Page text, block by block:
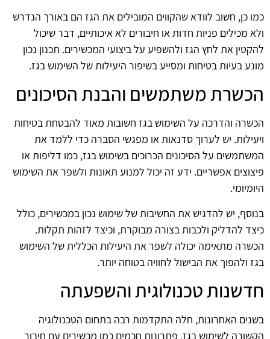
כמו כן, חשוב לוודא שהקווים המובילים את הגז הם באורך הנדרש
ולא מכילים פניות חדות או חיבורים לא איכותיים, דבר שיכול
להקטין את לחץ הגז ולהשפיע על ביצועי המכשירים. תכנון נכון
מונע בעיות בטיחות ומסייע בשיפור היעילות של השימוש בגז.
הכשרת משתמשים והבנת הסיכונים
הכשרה והדרכה על השימוש בגז חשובות מאוד להבטחת בטיחות
ויעילות. יש לערוך סדנאות או מפגשי הסברה כדי ללמד את
המשתמשים על הסיכונים הכרוכים בשימוש בגז, כמו דליפות או
פיצוצים אפשריים. ידע זה יכול למנוע תאונות ולשפר את השימוש
היומיומי.
בנוסף, יש להדגיש את החשיבות של שימוש נכון במכשירים, כולל
כיצד להדליק ולכבות בצורה מבוקרת, וכיצד לזהות תקלות.
הכשרה מתאימה יכולה לשפר את היעילות הכללית של השימוש
בגז ולהפוך את הבישול לחוויה בטוחה יותר.
חדשנות טכנולוגית והשפעתה
בשנים האחרונות, חלה התקדמות רבה בתחום הטכנולוגיה
הקשורה לשימוש בגז. פתרונות חכמים כמו מכשירים עם חיבור